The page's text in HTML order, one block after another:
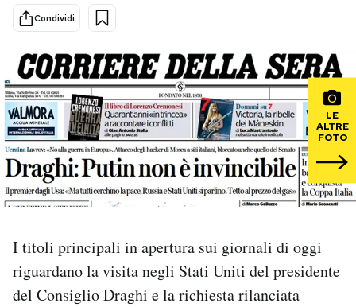
Cultura
Economia
Sport
Mondiali calcio 2026
PODCAST
NEWSLETTER
Condividi
LE
ALTRE
FOTO
I titoli principali in apertura sui giornali di oggi
riguardano la visita negli Stati Uniti del presidente
del Consiglio Draghi e la richiesta rilanciata